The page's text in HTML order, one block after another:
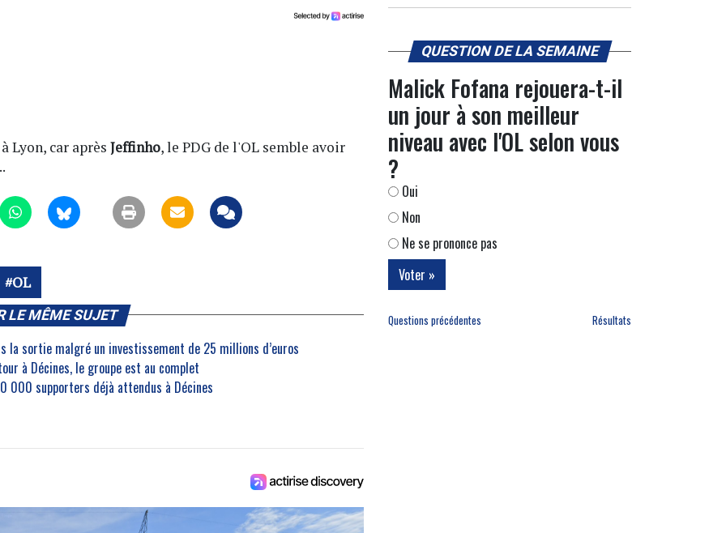
Lyon, car après Jeffinho, le PDG de l'OL semble avoir
OL
LE MÊME SUJET
la sortie malgré un investissement de 25 millions d’euros
à Décines, le groupe est au complet
000 supporters déjà attendus à Décines
QUESTION DE LA SEMAINE
Malick Fofana rejouera-t-il
un jour à son meilleur
niveau avec l'OL selon vous
?
Oui
Non
Ne se prononce pas
Questions précédentes Résultats